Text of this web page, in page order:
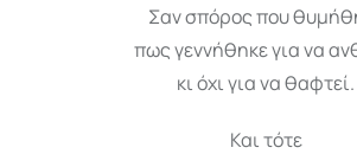
Σαν σπόρος που
πως γεννήθηκε για να
κι όχι για να θαφτεί.
Και τότε